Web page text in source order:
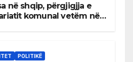
në shqip, përgjigjja e
komunal vetëm në
POLITIKË